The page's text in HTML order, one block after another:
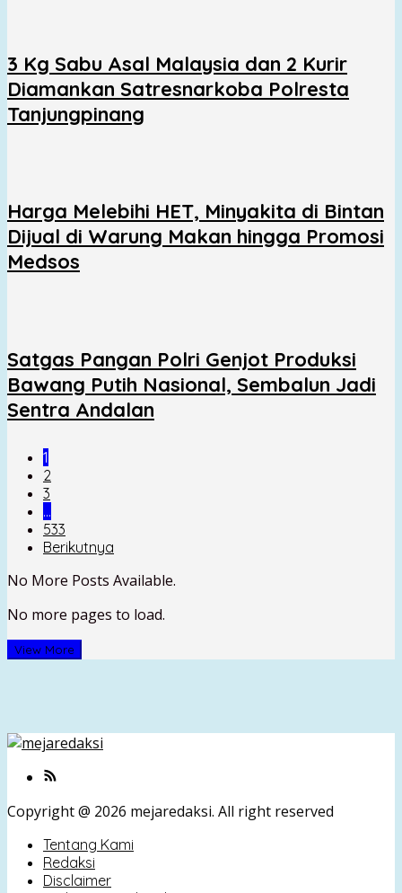
3 Kg Sabu Asal Malaysia dan 2 Kurir
Diamankan Satresnarkoba Polresta
Tanjungpinang
Harga Melebihi HET, Minyakita di Bintan
Dijual di Warung Makan hingga Promosi
Medsos
Satgas Pangan Polri Genjot Produksi
Bawang Putih Nasional, Sembalun Jadi
Sentra Andalan
1
2
3
…
533
Berikutnya
No More Posts Available.
No more pages to load.
View More
Copyright @ 2026 mejaredaksi. All right reserved
Tentang Kami
Redaksi
Disclaimer